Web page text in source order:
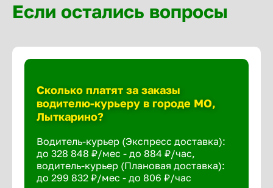
Если остались вопросы
Сколько платят за заказы
водителю-курьеру в городе МО,
Лыткарино?
Водитель-курьер (Экспресс доставка):
до 328 848 ₽/мес - до 884 ₽/час,
водитель-курьер (Плановая доставка):
до 299 832 ₽/мес - до 806 ₽/час